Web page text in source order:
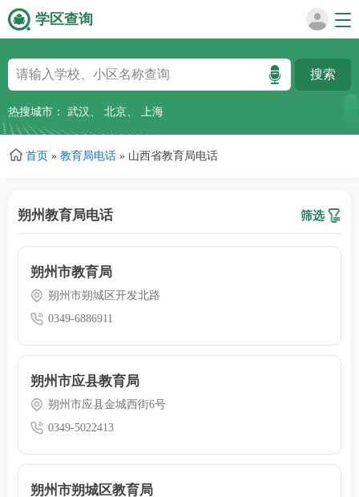
到
主
要
容
学区查询
热搜城市： 武汉 、 北京、 上海
首页 » 教育局电话 » 山西省教育局电话
朔州教育局电话 筛选
朔州市教育局
朔州市朔城区开发北路
0349-6886911
朔州市应县教育局
朔州市应县金城西街6号
0349-5022413
朔州市朔城区教育局